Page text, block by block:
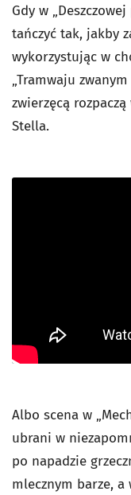
Gdy w
tańczyć tak, jakby
wykorzystując w
„Tramwaju
zwierzęcą
Stella.
Albo scena w
ubrani w
po napadzie
mlecznym barze, a